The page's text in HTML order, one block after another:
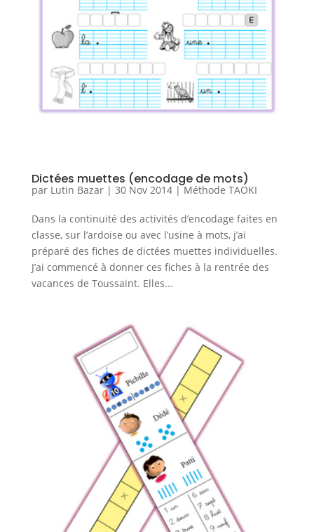
Dictées muettes (encodage de mots)
par Lutin Bazar| 30 Nov 2014| Méthode TAOKI
Dans la continuité des activités d’encodage faites en
classe, sur l’ardoise ou avec l’usine à mots, j’ai
préparé des fiches de dictées muettes individuelles.
J’ai commencé à donner ces fiches à la rentrée des
vacances de Toussaint. Elles...